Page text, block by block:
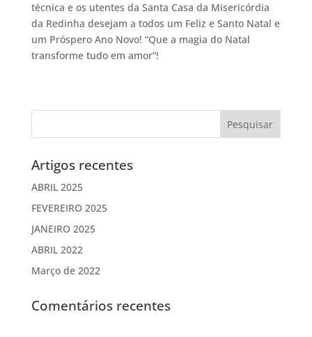
técnica e os utentes da Santa Casa da Misericórdia
da Redinha desejam a todos um Feliz e Santo Natal e
um Próspero Ano Novo! “Que a magia do Natal
transforme tudo em amor”!
Artigos recentes
ABRIL 2025
FEVEREIRO 2025
JANEIRO 2025
ABRIL 2022
Março de 2022
Comentários recentes